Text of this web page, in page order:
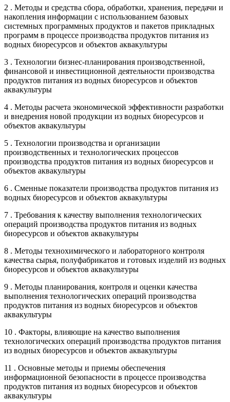
2 . Методы и средства сбора, обработки, хранения, передачи и
накопления информации с использованием базовых
системных программных продуктов и пакетов прикладных
программ в процессе производства продуктов питания из
водных биоресурсов и объектов аквакультуры
3 . Технологии бизнес-планирования производственной,
финансовой и инвестиционной деятельности производства
продуктов питания из водных биоресурсов и объектов
аквакультуры
4 . Методы расчета экономической эффективности разработки
и внедрения новой продукции из водных биоресурсов и
объектов аквакультуры
5 . Технологии производства и организации
производственных и технологических процессов
производства продуктов питания из водных биоресурсов и
объектов аквакультуры
6 . Сменные показатели производства продуктов питания из
водных биоресурсов и объектов аквакультуры
7 . Требования к качеству выполнения технологических
операций производства продуктов питания из водных
биоресурсов и объектов аквакультуры
8 . Методы технохимического и лабораторного контроля
качества сырья, полуфабрикатов и готовых изделий из водных
биоресурсов и объектов аквакультуры
9 . Методы планирования, контроля и оценки качества
выполнения технологических операций производства
продуктов питания из водных биоресурсов и объектов
аквакультуры
10 . Факторы, влияющие на качество выполнения
технологических операций производства продуктов питания
из водных биоресурсов и объектов аквакультуры
11 . Основные методы и приемы обеспечения
информационной безопасности в процессе производства
продуктов питания из водных биоресурсов и объектов
аквакультуры